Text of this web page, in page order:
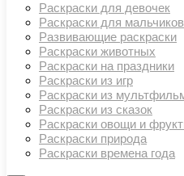
Раскраски для девочек
Раскраски для мальчиков
Развивающие раскраски
Раскраски животных
Раскраски на праздники
Раскраски из игр
Раскраски из
Раскраски из сказок
Раскраски овощи и
Раскраски природа
Раскраски времена года